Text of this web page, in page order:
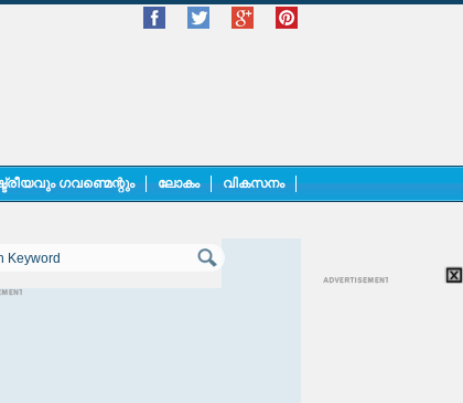
ഗവണ്മെന്റും ലോകം വികസനം